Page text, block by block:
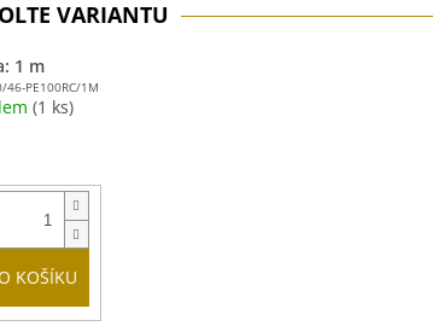
46-PE100RC/1M
1 m
(1 ks)
KOŠÍKU